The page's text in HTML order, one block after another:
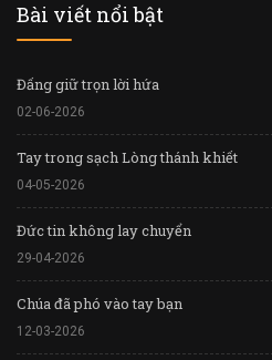
Bài viết nổi bật
Đấng giữ trọn lời hứa
02-06-2026
Tay trong sạch Lòng thánh khiết
04-05-2026
Đức tin không lay chuyển
29-04-2026
Chúa đã phó vào tay bạn
12-03-2026